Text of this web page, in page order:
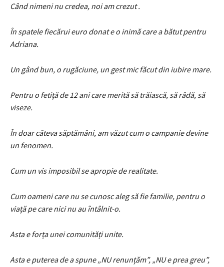
Când nimeni nu credea, noi am crezut .
În spatele fiecărui euro donat e o inimă care a bătut pentru
Adriana.
Un gând bun, o rugăciune, un gest mic făcut din iubire mare.
Pentru o fetiță de 12 ani care merită să trăiască, să râdă, să
viseze.
În doar câteva săptămâni, am văzut cum o campanie devine
un fenomen.
Cum un vis imposibil se apropie de realitate.
Cum oameni care nu se cunosc aleg să fie familie, pentru o
viață pe care nici nu au întâlnit-o.
Asta e forța unei comunități unite.
Asta e puterea de a spune „NU renunțăm”, „NU e prea greu”,